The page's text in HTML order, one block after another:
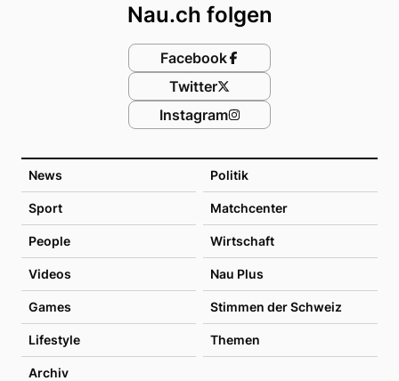
News Politik
Sport Matchcenter
People Wirtschaft
Videos Nau Plus
Games Stimmen der Schweiz
Lifestyle Themen
Archiv
Nau.ch folgen
Facebook
Twitter
Instagram